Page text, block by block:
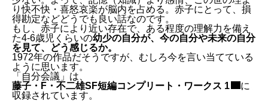
り快不快・喜怒哀楽が脳内を占める。赤子にとって、損
得勘定などどうでも良い話なのです。
もし、赤子により近い存在で、ある程度の理解力を備え
た4-6歳児くらいの幼少の自分が、今の自分や未来の自分
を見て、どう感じるか。
1972年の作品だそうですが、むしろ今を言い当てている
ように思います。
「自分会議」は、
藤子・F・不二雄SF短編コンプリート・ワークス 1
に
収録されています。